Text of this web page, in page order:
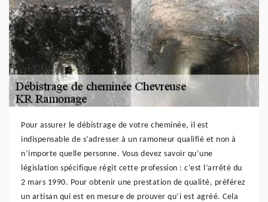
Pour assurer le débistrage de votre cheminée, il est
indispensable de s’adresser à un ramoneur qualifié et non à
n’importe quelle personne. Vous devez savoir qu’une
législation spécifique régit cette profession : c’est l’arrêté du
2 mars 1990. Pour obtenir une prestation de qualité, préférez
un artisan qui est en mesure de prouver qu’i est agréé. Cela